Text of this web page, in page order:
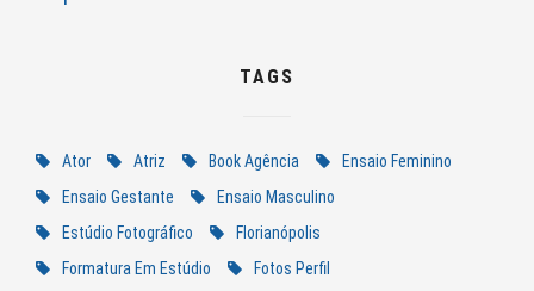
TAGS
Ator Atriz Book Agência
Ensaio Feminino
Ensaio Gestante
Ensaio Masculino
Estúdio Fotográfico
Florianópolis
Formatura Em Estúdio
Fotos Perfil